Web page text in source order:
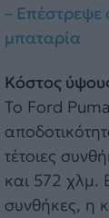
–
μπαταρία
Κόστος
To Ford
τέτοιες
και 572 χλμ.
συνθήκες, η